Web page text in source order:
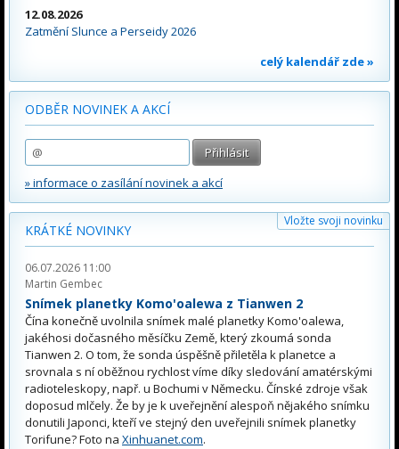
12.08.2026
Zatmění Slunce a Perseidy 2026
celý kalendář zde »
ODBĚR NOVINEK A AKCÍ
» informace o zasílání novinek a akcí
Vložte svoji novinku
KRÁTKÉ NOVINKY
06.07.2026 11:00
Martin Gembec
Snímek planetky Komo'oalewa z Tianwen 2
Čína konečně uvolnila snímek malé planetky Komo'oalewa,
jakéhosi dočasného měsíčku Země, který zkoumá sonda
Tianwen 2. O tom, že sonda úspěšně přiletěla k planetce a
srovnala s ní oběžnou rychlost víme díky sledování amatérskými
radioteleskopy, např. u Bochumi v Německu. Čínské zdroje však
doposud mlčely. Že by je k uveřejnění alespoň nějakého snímku
donutili Japonci, kteří ve stejný den uveřejnili snímek planetky
Torifune? Foto na Xinhuanet.com.